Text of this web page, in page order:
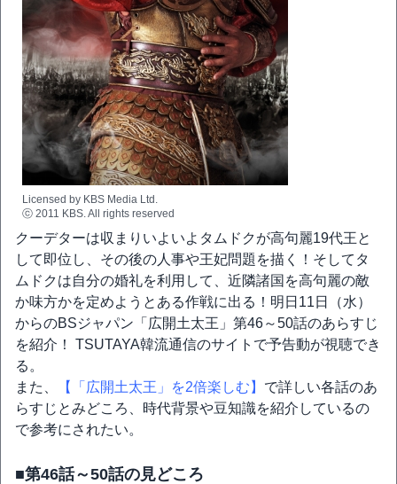
Licensed by KBS Media Ltd.
ⓒ 2011 KBS. All rights reserved
クーデターは収まりいよいよタムドクが高句麗19代王と
して即位し、その後の人事や王妃問題を描く！そしてタ
ムドクは自分の婚礼を利用して、近隣諸国を高句麗の敵
か味方かを定めようとある作戦に出る！明日11日（水）
からのBSジャパン「広開土太王」第46～50話のあらすじ
を紹介！ TSUTAYA韓流通信のサイトで予告動が視聴でき
る。
また、
【「広開土太王」を2倍楽しむ】 で詳しい各話のあ
らすじとみどころ、時代背景や豆知識を紹介しているの
で参考にされたい。
■第46話～50話の見どころ